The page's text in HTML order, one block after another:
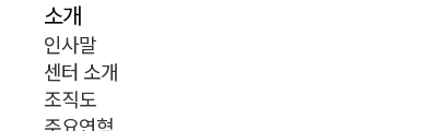
소개
인사말
센터 소개
조직도